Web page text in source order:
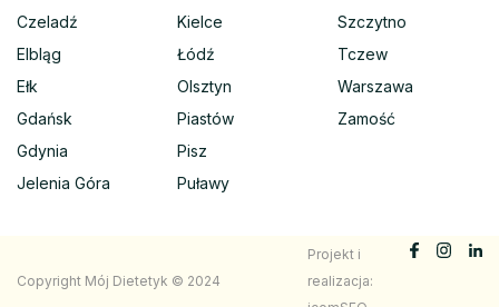
Czeladź
Elbląg
Ełk
Gdańsk
Gdynia
Jelenia Góra
Kielce
Łódź
Olsztyn
Piastów
Pisz
Puławy
Szczytno
Tczew
Warszawa
Zamość
Copyright Mój Dietetyk © 2024
Projekt i
realizacja: